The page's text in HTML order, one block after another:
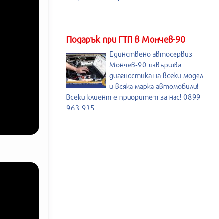
Подарък при ГТП в Мончев-90
Единствено автосервиз
Мончев-90 извършва
диагностика на всеки модел
и всяка марка автомобили!
Всеки клиент е приоритет за нас! 0899
963 935